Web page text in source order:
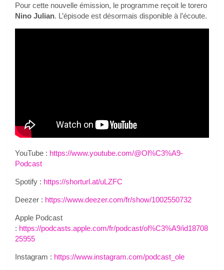
Pour cette nouvelle émission, le programme reçoit le torero
Nino Julian. L’épisode est désormais disponible à l’écoute.
YouTube : https://www.youtube.com/@Ol%C3%A9-
Podcast
Spotify : https://shorturl.at/uLZFC
Deezer : https://www.deezer.com/fr/show/1002550732
Apple Podcast
: https://podcasts.apple.com/fr/podcast/ol%C3%A9/id18708
25955
Instagram : https://www.instagram.com/podcast_ole